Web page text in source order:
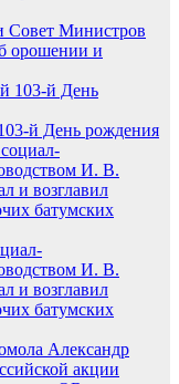
Совет Министров
орошении и
й День рождения
И. В.
и возглавил
батумских